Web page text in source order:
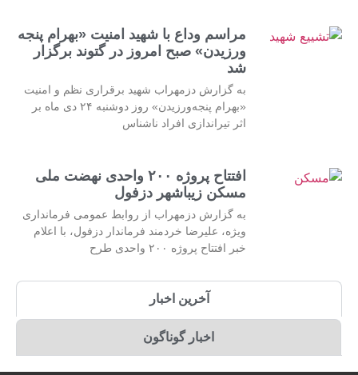
مراسم وداع با شهید امنیت «بهرام پنجه
ورزیدن» صبح امروز در گتوند برگزار
شد
به گزارش دزمهراب شهید برقراری نظم و امنیت
«بهرام پنجه‌ورزیدن» روز دوشنبه ۲۴ دی ماه بر
اثر تیراندازی افراد ناشناس
افتتاح پروژه ۲۰۰ واحدی نهضت ملی
مسکن زیباشهر دزفول
به گزارش دزمهراب از روابط عمومی فرمانداری
ویژه، علیرضا خردمند فرماندار دزفول، با اعلام
خبر افتتاح پروژه ۲۰۰ واحدی طرح
آخرین اخبار
اخبار گوناگون